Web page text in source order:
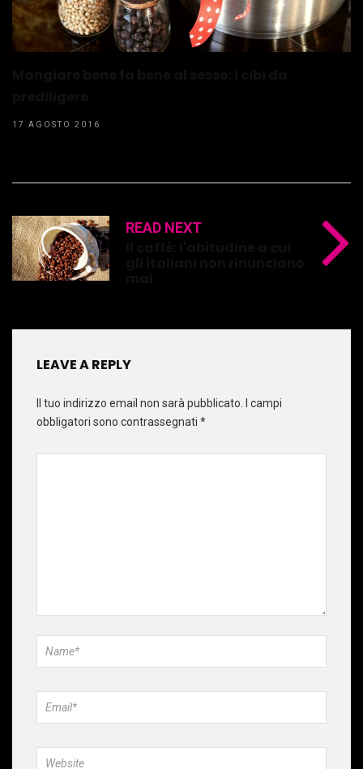
17 AGOSTO 2016
READ NEXT
LEAVE A REPLY
Il tuo indirizzo email non sarà pubblicato.
I campi
obbligatori sono contrassegnati *